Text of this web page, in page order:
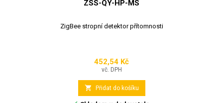
ZSS-QY-HP-MS
ZigBee stropní detektor přítomnosti
Cena
452,54 Kč
vč. DPH
 Přidat do košíku